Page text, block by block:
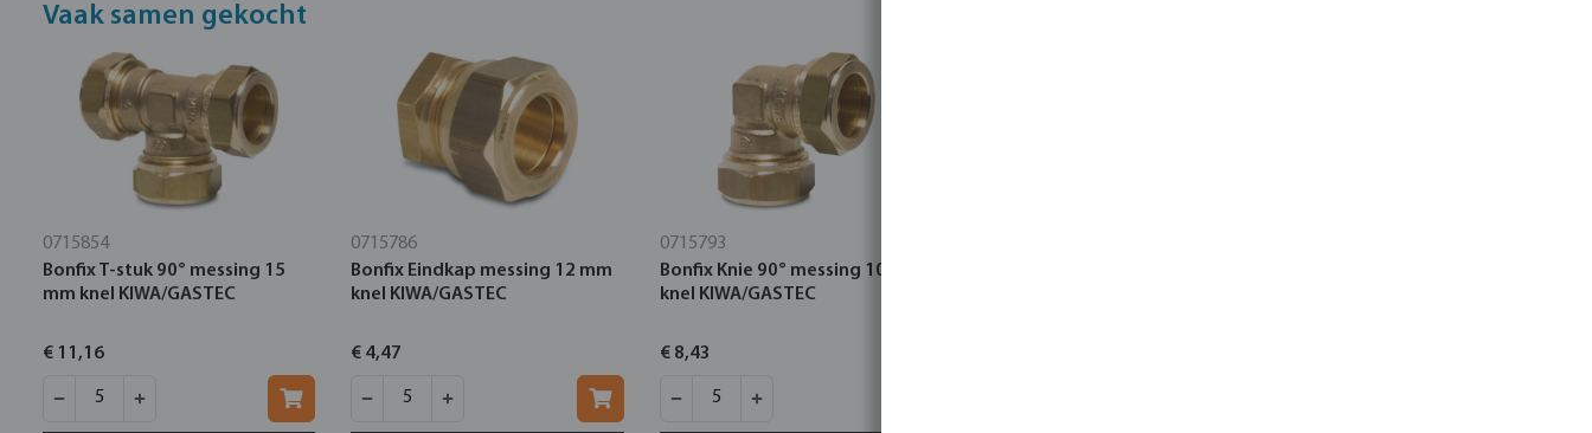
Vaak samen gekocht
0715854
Bonfix T-stuk 90° messing 15
mm knel KIWA/GASTEC
€ 11,16
0715786
Bonfix Eindkap messing 12 mm
knel KIWA/GASTEC
€ 4,47
0715793
Bonfix Knie 90° messing 10 mm
knel KIWA/GASTEC
€ 8,43